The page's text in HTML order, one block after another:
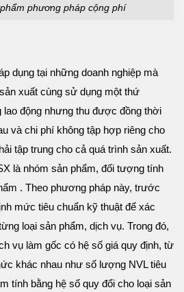
phương pháp cộng phí
dụng tại những doanh nghiệp mà
xuất cùng sử dụng một thứ
lao động nhưng thu được đồng thời
và chi phí không tập hợp riêng cho
tập trung cho cả quá trình sản xuất.
là nhóm sản phẩm, đối tượng tính
. Theo phương pháp này, trước
mức tiêu chuẩn kỹ thuật để xác
loại sản phẩm, dịch vụ. Trong đó,
vụ làm gốc có hệ số giá quy định, từ
khác nhau như số lượng NVL tiêu
tính bằng hệ số quy đổi cho loại sản